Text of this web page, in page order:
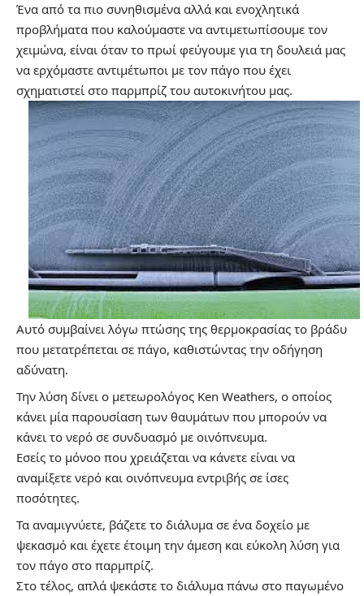
Ένα από τα πιο συνηθισμένα αλλά και ενοχλητικά
προβλήματα που καλούμαστε να αντιμετωπίσουμε τον
χειμώνα, είναι όταν το πρωί φεύγουμε για τη δουλειά μας
να ερχόμαστε αντιμέτωποι με τον πάγο που έχει
σχηματιστεί στο παρμπρίζ του αυτοκινήτου μας.
Αυτό συμβαίνει λόγω πτώσης της θερμοκρασίας το βράδυ
που μετατρέπεται σε πάγο, καθιστώντας την οδήγηση
αδύνατη.
Την λύση δίνει ο μετεωρολόγος Ken Weathers, ο οποίος
κάνει μία παρουσίαση των θαυμάτων που μπορούν να
κάνει το νερό σε συνδυασμό με οινόπνευμα.
Εσείς το μόνοο που χρειάζεται να κάνετε είναι να
αναμίξετε νερό και οινόπνευμα εντριβής σε ίσες
ποσότητες.
Τα αναμιγνύετε, βάζετε το διάλυμα σε ένα δοχείο με
ψεκασμό και έχετε έτοιμη την άμεση και εύκολη λύση για
τον πάγο στο παρμπρίζ.
Στο τέλος, απλά ψεκάστε το διάλυμα πάνω στο παγωμένο